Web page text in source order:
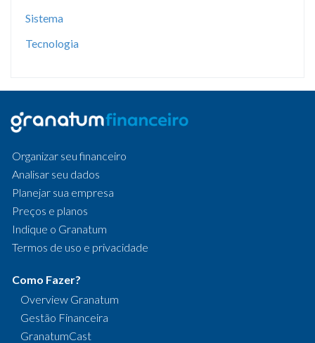
Sistema
Tecnologia
Organizar seu financeiro
Analisar seu dados
Planejar sua empresa
Preços e planos
Indique o Granatum
Termos de uso e privacidade
Como Fazer?
Overview Granatum
Gestão Financeira
GranatumCast